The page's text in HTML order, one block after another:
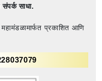
संपर्क साधा.
प्रकाशित आणि